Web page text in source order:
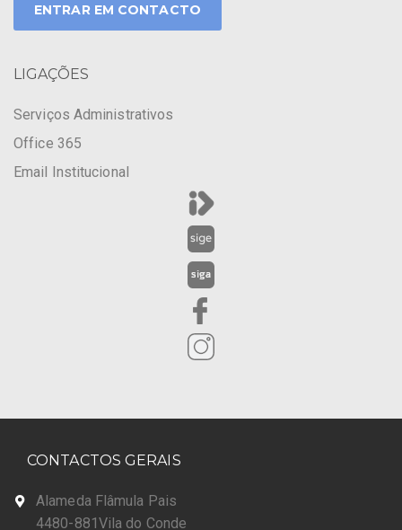
ENTRAR EM CONTACTO
LIGAÇÕES
Serviços Administrativos
Office 365
Email Institucional
CONTACTOS GERAIS
Alameda Flâmula Pais
4480-881Vila do Conde